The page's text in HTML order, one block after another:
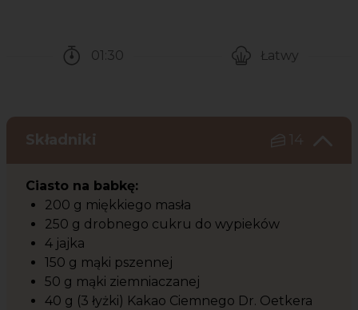
01:30
Łatwy
Składniki 14
Ciasto na babkę:
200 g miękkiego masła
250 g drobnego cukru do wypieków
4 jajka
150 g mąki pszennej
50 g mąki ziemniaczanej
40 g (3 łyżki) Kakao Ciemnego Dr. Oetkera